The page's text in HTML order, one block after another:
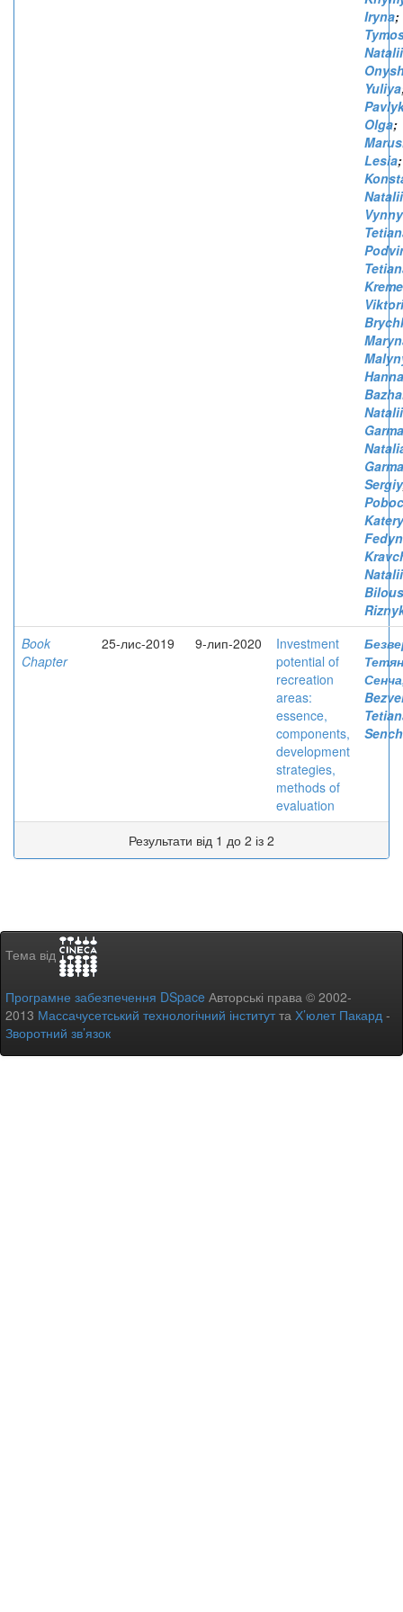
Iryna;
Yuliya
Olga;
Lesia;
Hanna
Sergiy
Book
Chapter
25-лис-2019 9-лип-2020
Investment
potential of
recreation
areas:
essence,
components,
development
strategies,
methods of
evaluation
Результати від 1 до 2 із 2
Тема від
Програмне забезпечення DSpace Авторські права © 2002-
2013 Массачусетський технологічний інститутта Х’юлет Пакард -
Зворотний зв’язок